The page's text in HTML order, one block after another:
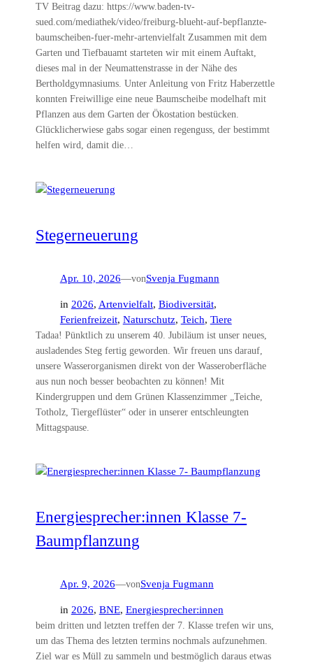
TV Beitrag dazu: https://www.baden-tv-
sued.com/mediathek/video/freiburg-blueht-auf-bepflanzte-
baumscheiben-fuer-mehr-artenvielfalt Zusammen mit dem
Garten und Tiefbauamt starteten wir mit einem Auftakt,
dieses mal in der Neumattenstrasse in der Nähe des
Bertholdgymnasiums. Unter Anleitung von Fritz Haberzettle
konnten Freiwillige eine neue Baumscheibe modelhaft mit
Pflanzen aus dem Garten der Ökostation bestücken.
Glücklicherwiese gabs sogar einen regenguss, der bestimmt
helfen wird, damit die…
Stegerneuerung
Apr. 10, 2026—vonSvenja Fugmann
in 2026, Artenvielfalt, Biodiversität
Ferienfreizeit, Naturschutz, Teich, Tiere
Tadaa! Pünktlich zu unserem 40. Jubiläum ist unser neues,
ausladendes Steg fertig geworden. Wir freuen uns darauf,
unsere Wasserorganismen direkt von der Wasseroberfläche
aus nun noch besser beobachten zu können! Mit
Kindergruppen und dem Grünen Klassenzimmer „Teiche,
Totholz, Tiergeflüster“ oder in unserer entschleungten
Mittagspause.
Energiesprecher:innen Klasse 7-
Baumpflanzung
Apr. 9, 2026—vonSvenja Fugmann
in 2026, BNE, Energiesprecher:innen
beim dritten und letzten treffen der 7. Klasse trefen wir uns,
um das Thema des letzten termins nochmals aufzunehmen.
Ziel war es Müll zu sammeln und bestmöglich daraus etwas